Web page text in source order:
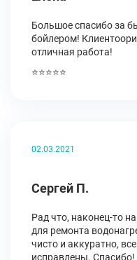
Большое спасибо за
бойлером!
отличная работа!
⭐⭐⭐⭐⭐
02.03.2021
Сергей П.
Рад что, наконец-то
для ремонта
чисто и аккуратно,
исправлены. Спасибо!